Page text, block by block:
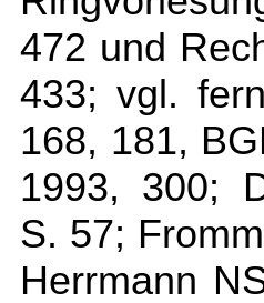
472 und
433; vgl.
168, 181,
1993, 300;
S. 57;
Herrmann